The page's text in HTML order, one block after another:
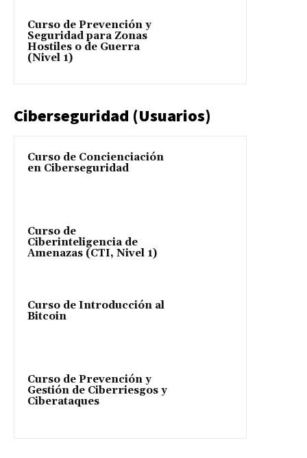
Curso de Prevención y
Seguridad para Zonas
Hostiles o de Guerra
(Nivel 1)
Ciberseguridad (Usuarios)
Curso de Concienciación
en Ciberseguridad
Curso de
Ciberinteligencia de
Amenazas (CTI, Nivel 1)
Curso de Introducción al
Bitcoin
Curso de Prevención y
Gestión de Ciberriesgos y
Ciberataques